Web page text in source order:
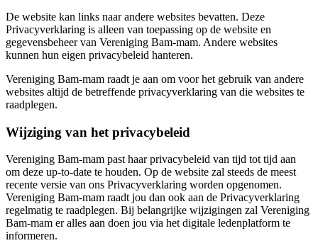
De website kan links naar andere websites bevatten. Deze
Privacyverklaring is alleen van toepassing op de website en
gegevensbeheer van Vereniging Bam-mam. Andere websites
kunnen hun eigen privacybeleid hanteren.
Vereniging Bam-mam raadt je aan om voor het gebruik van andere
websites altijd de betreffende privacyverklaring van die websites te
raadplegen.
Wijziging van het privacybeleid
Vereniging Bam-mam past haar privacybeleid van tijd tot tijd aan
om deze up-to-date te houden. Op de website zal steeds de meest
recente versie van ons Privacyverklaring worden opgenomen.
Vereniging Bam-mam raadt jou dan ook aan de Privacyverklaring
regelmatig te raadplegen. Bij belangrijke wijzigingen zal Vereniging
Bam-mam er alles aan doen jou via het digitale ledenplatform te
informeren.